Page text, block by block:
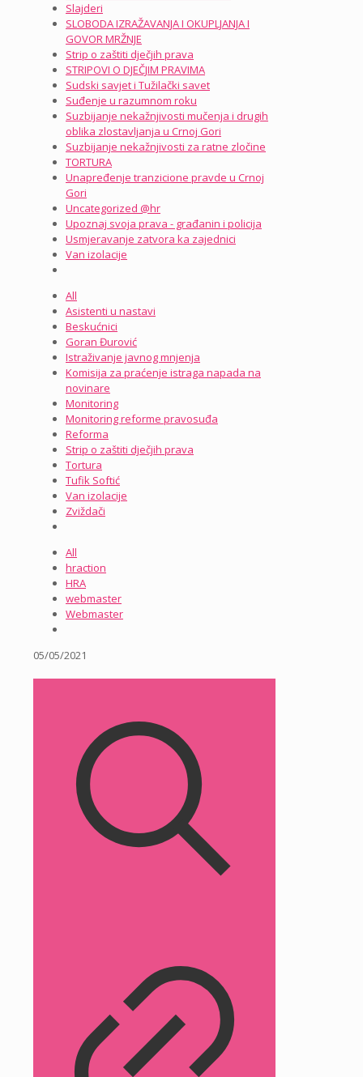
Slajderi
SLOBODA IZRAŽAVANJA I OKUPLJANJA I
GOVOR MRŽNJE
Strip o zaštiti dječjih prava
STRIPOVI O DJEČJIM PRAVIMA
Sudski savjet i Tužilački savet
Suđenje u razumnom roku
Suzbijanje nekažnjivosti mučenja i drugih
oblika zlostavljanja u Crnoj Gori
Suzbijanje nekažnjivosti za ratne zločine
TORTURA
Unapređenje tranzicione pravde u Crnoj
Gori
Uncategorized @hr
Upoznaj svoja prava - građanin i policija
Usmjeravanje zatvora ka zajednici
Van izolacije
All
Asistenti u nastavi
Beskućnici
Goran Đurović
Istraživanje javnog mnjenja
Komisija za praćenje istraga napada na
novinare
Monitoring
Monitoring reforme pravosuđa
Reforma
Strip o zaštiti dječjih prava
Tortura
Tufik Softić
Van izolacije
Zviždači
All
hraction
HRA
webmaster
Webmaster
05/05/2021